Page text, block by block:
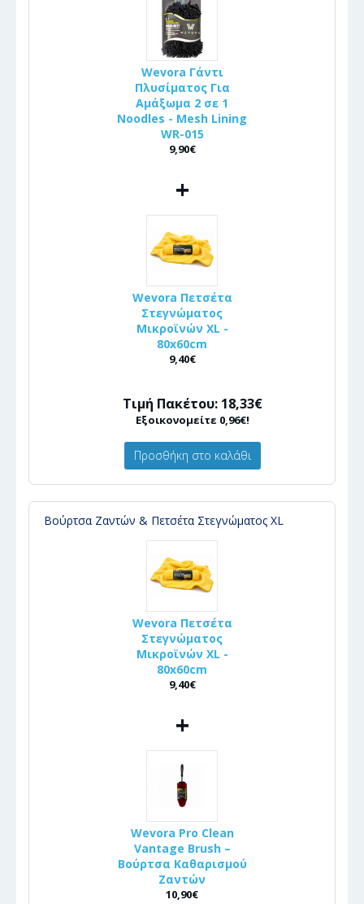
Wevora Γάντι
Πλυσίματος Για
Αμάξωμα 2 σε 1
Noodles - Mesh Lining
WR-015
9,90€
+
Wevora Πετσέτα
Στεγνώματος
Μικροϊνών XL -
80x60cm
9,40€
Τιμή Πακέτου: 18,33€
Εξοικονομείτε 0,96€!
Προσθήκη στο καλάθι
Βούρτσα Ζαντών & Πετσέτα Στεγνώματος XL
Wevora Πετσέτα
Στεγνώματος
Μικροϊνών XL -
80x60cm
9,40€
+
Wevora Pro Clean
Vantage Brush –
Βούρτσα Καθαρισμού
Ζαντών
10,90€